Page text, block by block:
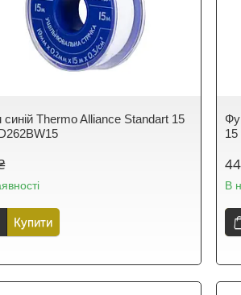
Thermo Alliance Standart 15
Купити
В